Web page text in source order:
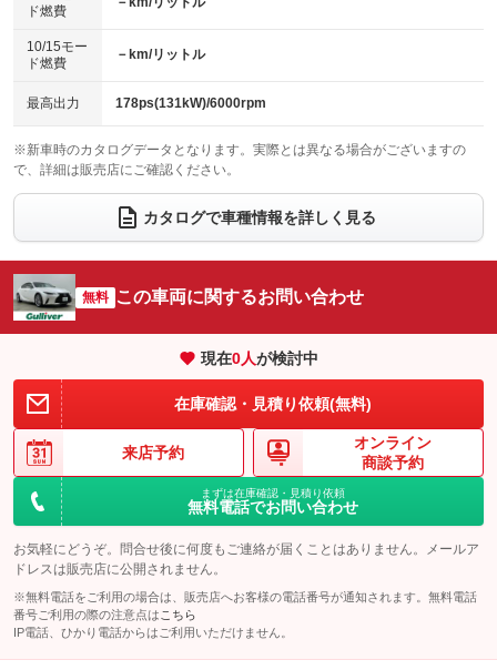
電動格納ミラー
：装備あり
ベンチシート
：装備なし
チップアップシート
：装備なし
電動格納サードシート
：装備なし シートヒーター
：装備あり
ウォークスルー
電動リアゲート フロントカメラ
：装備あり
シートエアコン
：装備あり 全周囲カメラ
：装備あり
サイドカメラ
：装備あり ルーフレール
：装備なし
エアサスペンション ヘッドライトウォッシャー
ド燃費
10/15モー
ド燃費
－km/リットル
最高出力 178ps(131kW)/6000rpm
※新車時のカタログデータとなります。実際とは異なる場合がございますの
で、詳細は販売店にご確認ください。
カタログで車種情報を詳しく見る
無料 この車両に関するお問い合わせ
現在0人が検討中
在庫確認・見積り依頼(無料)
来店予約
オンライン
商談予約
まずは在庫確認・見積り依頼
無料電話でお問い合わせ
お気軽にどうぞ。問合せ後に何度もご連絡が届くことはありません。メールア
ドレスは販売店に公開されません。
※無料電話をご利用の場合は、販売店へお客様の電話番号が通知されます。無料電話
番号ご利用の際の注意点は こちら
IP電話、ひかり電話からはご利用いただけません。